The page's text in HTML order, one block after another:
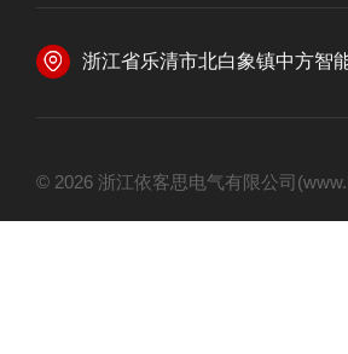
浙江省乐清市北白象镇中方智
© 2026 浙江依客思电气有限公司